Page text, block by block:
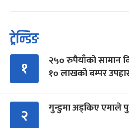
ट्रेन्डिङ
१
२५० रुपैयाँको सामान
१० लाखको बम्पर
२ गुन्डुमा अड्किए एमाले